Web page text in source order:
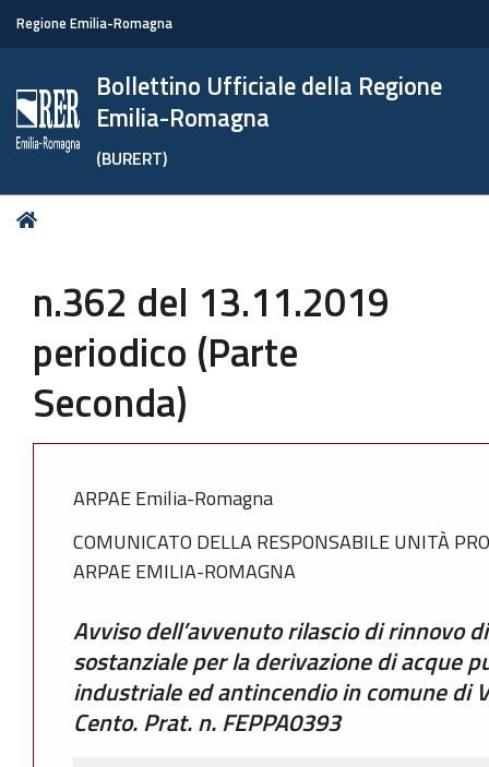
Regione Emilia-Romagna
Bollettino Ufficiale della Regione
Emilia-Romagna
(BURERT)
Tu
n.362 del 13.11.2019
periodico (Parte
Seconda)
ARPAE Emilia-Romagna
COMUNICATO DELLA RESPONSABILE UNITÀ
ARPAE EMILIA-ROMAGNA
Avviso dell’avvenuto rilascio di rinnovo
sostanziale per la derivazione di acque
industriale ed antincendio in comune di
Cento. Prat. n. FEPPA0393